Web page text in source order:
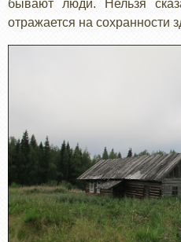
бывают люди. Нельзя
отражается на сохранности